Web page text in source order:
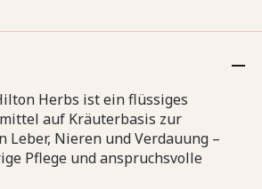
Herbs ist ein flüssiges
auf Kräuterbasis zur
Leber, Nieren und Verdauung –
Pflege und anspruchsvolle